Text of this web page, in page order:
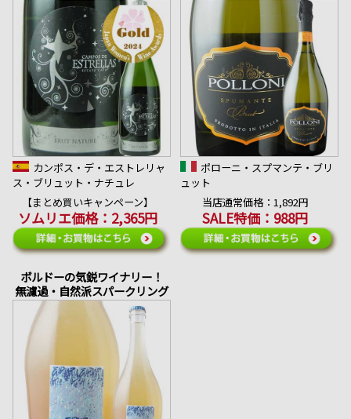
カンポス・デ・エストレリャ
ス・ブリュット・ナチュレ
【まとめ買いキャンペーン】
ソムリエ価格：2,365円
ポローニ・スプマンテ・ブリ
ュット
当店通常価格：1,892円
SALE特価：988円
ボルドーの気鋭ワイナリー！
無濾過・自然派スパークリング